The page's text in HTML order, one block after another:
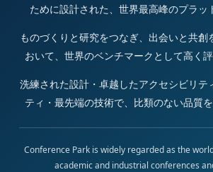
ために設計された、世界最高峰のプラッ
ものづくりと研究をつなぎ、出会いと共創
おいて、世界のベンチマークとして高く評
洗練された設計・卓越したアクセシビリテ
ティ・最先端の技術で、比類のない品質を
Conference Park is widely regarded as the
academic and industrial conferences